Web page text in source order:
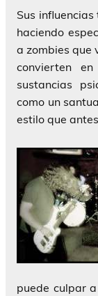
Sus
haciendo
a zombies que
convierten
sustancias
como un
estilo que
puede culpar